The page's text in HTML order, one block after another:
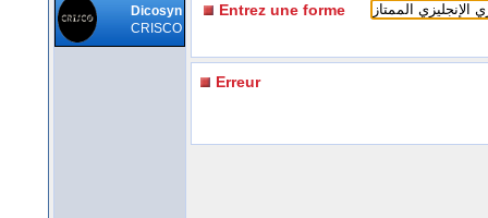
Dicosyn
CRISCO
Entrez une forme
Erreur